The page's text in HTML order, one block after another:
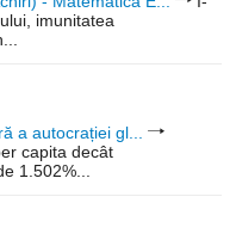
imunitatea
a autocrației gl...
capita decât
1.502%...